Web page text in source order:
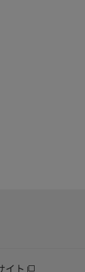
イト